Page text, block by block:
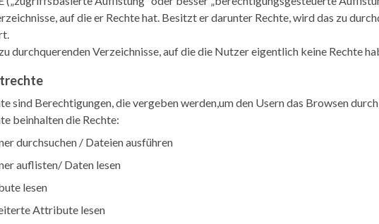
auf die er Rechte hat. Besitzt er darunter Rechte, wird das zu
durchquerenden Verzeichnisse, auf die die Nutzer eigentlich keine Rechte
sind Berechtigungen, die vergeben werden,um den Usern das Browsen
beinhalten die Rechte:
durchsuchen / Dateien ausführen
auflisten/ Daten lesen
lesen
Attribute lesen